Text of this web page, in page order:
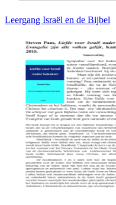
Leergang Israël en de Bijbel